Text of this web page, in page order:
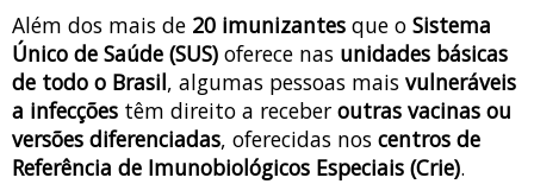
Além dos mais de 20 imunizantes que o Sistema
Único de Saúde (SUS) oferece nas unidades básicas
de todo o Brasil, algumas pessoas mais vulneráveis
a infecções têm direito a receber outras vacinas ou
versões diferenciadas, oferecidas nos centros de
Referência de Imunobiológicos Especiais (Crie).